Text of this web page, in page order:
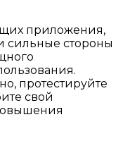
приложения,
сильные стороны
протестируйте
свой